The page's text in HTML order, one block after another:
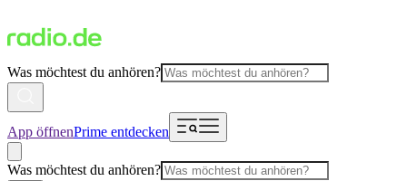
Was möchtest du anhören?
App öffnenPrime entdecken
Was möchtest du anhören?